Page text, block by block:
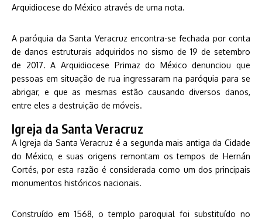
Arquidiocese do México através de uma nota.
A paróquia da Santa Veracruz encontra-se fechada por conta
de danos estruturais adquiridos no sismo de 19 de setembro
de 2017. A Arquidiocese Primaz do México denunciou que
pessoas em situação de rua ingressaram na paróquia para se
abrigar, e que as mesmas estão causando diversos danos,
entre eles a destruição de móveis.
Igreja da Santa Veracruz
A Igreja da Santa Veracruz é a segunda mais antiga da Cidade
do México, e suas origens remontam os tempos de Hernán
Cortés, por esta razão é considerada como um dos principais
monumentos históricos nacionais.
Construído em 1568, o templo paroquial foi substituído no